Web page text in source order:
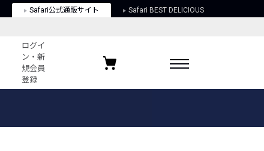
Safari公式通販サイト Safari BEST DELICIOUS
ログイ
ン・新
規会員
登録
お気に入りブランド